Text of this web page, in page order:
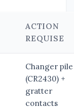
ACTION
REQUISE
Changer pile
(CR2430) +
gratter
contacts